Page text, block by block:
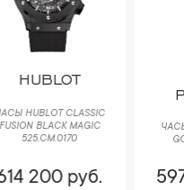
HUBLOT
HUBLOT CLASSIC
BLACK MAGIC
525.CM.0170
200 руб.
ЧАСЫ
597